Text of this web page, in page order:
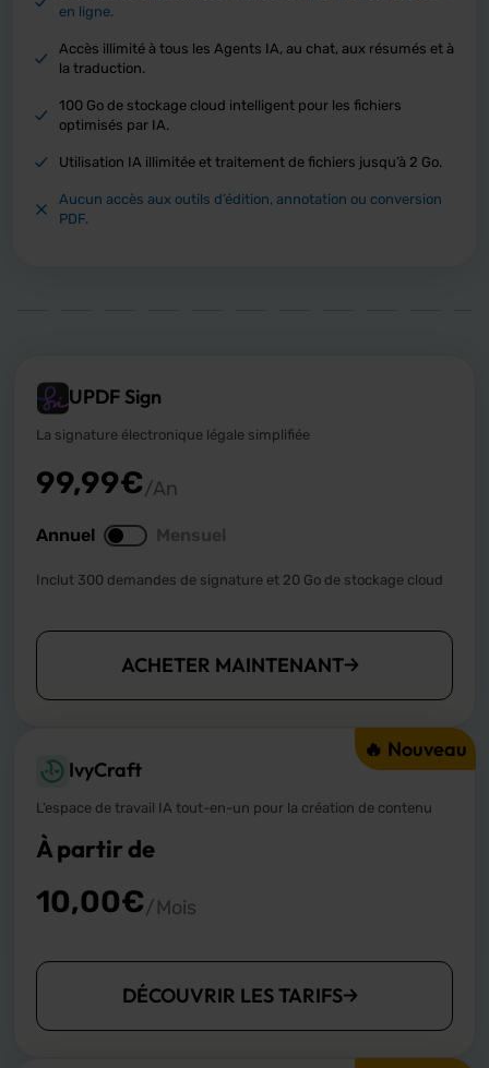
en ligne.
Accès illimité à tous les Agents IA, au chat, aux résumés et à
la traduction.
100 Go de stockage cloud intelligent pour les fichiers
optimisés par IA.
Utilisation IA illimitée et traitement de fichiers jusqu’à 2 Go.
Aucun accès aux outils d’édition, annotation ou conversion
PDF.
UPDF Sign
La signature électronique légale simplifiée
99,99€/An
Annuel Mensuel
Inclut 300 demandes de signature et 20 Go de stockage cloud
ACHETER MAINTENANT
IvyCraft
🔥 Nouveau
L’espace de travail IA tout-en-un pour la création de contenu
À partir de
10,00€/Mois
DÉCOUVRIR LES TARIFS